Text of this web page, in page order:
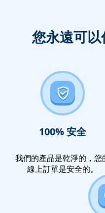
您永遠可
100% 安全
我們的產品是乾淨的，您
線上訂單是安全的。